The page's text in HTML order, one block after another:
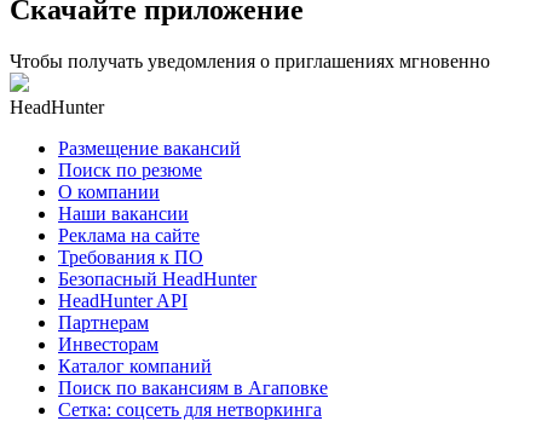
Скачайте приложение
Чтобы получать уведомления о приглашениях мгновенно
HeadHunter
Размещение вакансий
Поиск по резюме
О компании
Наши вакансии
Реклама на сайте
Требования к ПО
Безопасный HeadHunter
HeadHunter API
Партнерам
Инвесторам
Каталог компаний
Поиск по вакансиям в Агаповке
Сетка: соцсеть для нетворкинга